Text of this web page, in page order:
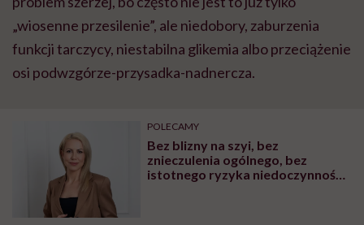
„wiosenne przesilenie”, ale niedobory, zaburzenia
funkcji tarczycy, niestabilna glikemia albo przeciążenie
osi podwzgórze-przysadka-nadnercza.
POLECAMY
Bez blizny na szyi, bez
znieczulenia ogólnego, bez
istotnego ryzyka niedoczynności.